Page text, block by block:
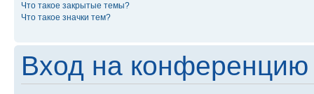
Что такое закрытые темы?
Что такое значки тем?
Вход на конференцию